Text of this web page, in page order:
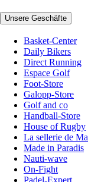
Unsere Geschäfte
Basket-Center
Daily Bikers
Direct Running
Espace Golf
Foot-Store
Galopp-Store
Golf and co
Handball-Store
House of Rugby
La sellerie de
Made in Paradis
Nauti-wave
On-Fight
Padel-Expert